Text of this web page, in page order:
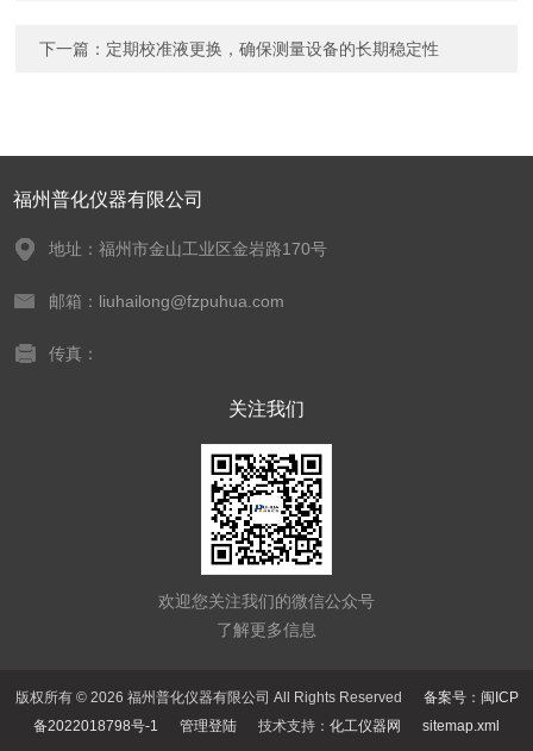
下一篇： 定期校准液更换，确保测量设备的长期稳定性
福州普化仪器有限公司
地址：福州市金山工业区金岩路170号
邮箱：liuhailong@fzpuhua.com
传真：
关注我们
欢迎您关注我们的微信公众号
了解更多信息
版权所有 © 2026 福州普化仪器有限公司 All Rights Reserved 备案号：闽ICP
备2022018798号-1
管理登陆 技术支持： 化工仪器网 sitemap.xml